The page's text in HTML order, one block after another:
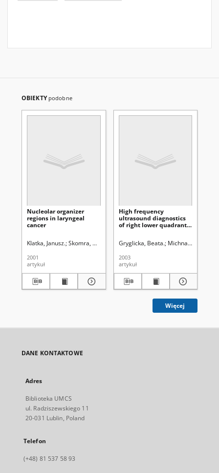
OBIEKTY podobne
Nucleolar organizer
regions in laryngeal
cancer
Klatka, Janusz. Skomra, Danuta ( -2011). Skomra, Danuta ( -2011).
2001
artykuł
High frequency
ultrasound diagnostics
of right lower quadrant
Gryglicka, Beata. Michnar, Marek.
2003
artykuł
Więcej
DANE KONTAKTOWE
Adres
Biblioteka UMCS
ul. Radziszewskiego 11
20-031 Lublin, Poland
Telefon
(+48) 81 537 58 93